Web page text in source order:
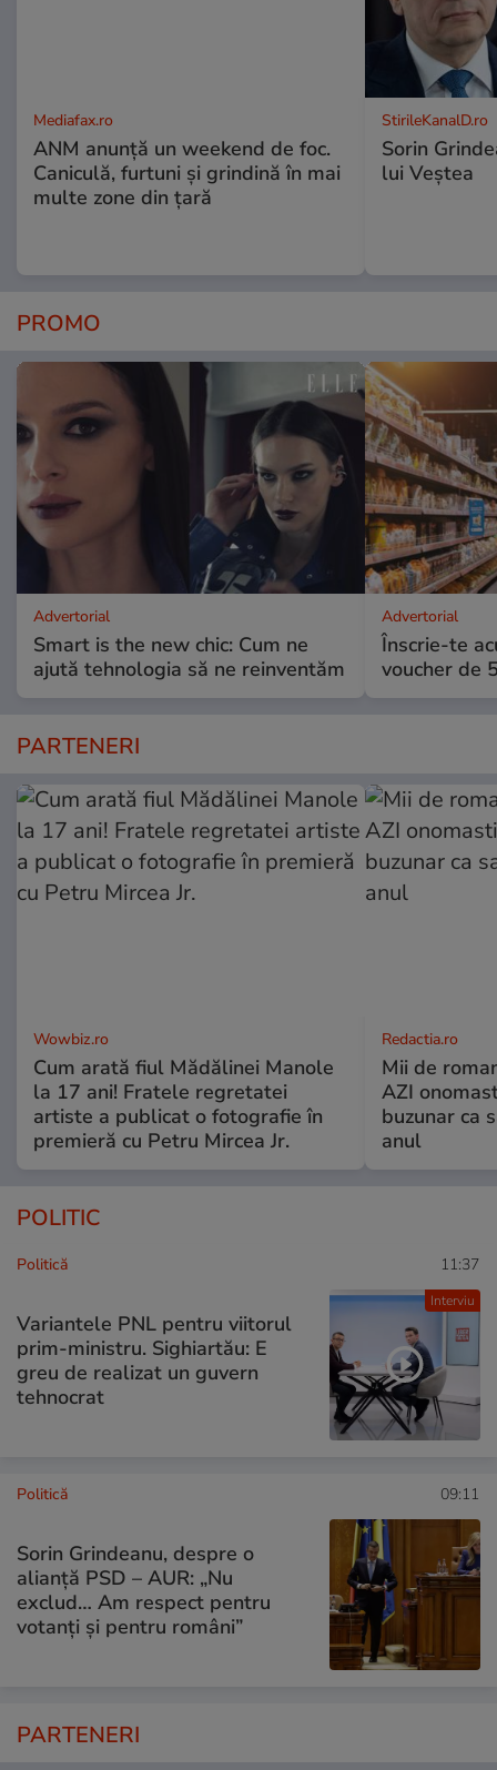
Mediafax.ro
ANM anunță un weekend de foc.
Caniculă, furtuni și grindină în mai
multe zone din țară
StirileKanalD.ro
Sorin
lui Veștea
PROMO
Advertorial
Smart is the new chic: Cum ne
ajută tehnologia să ne reinventăm
Advertorial
Înscrie-te
voucher de
PARTENERI
Wowbiz.ro
Cum arată fiul Mădălinei Manole
la 17 ani! Fratele regretatei
artiste a publicat o fotografie în
premieră cu Petru Mircea Jr.
Redactia.ro
Mii de
AZI
buzunar ca
anul
POLITIC
Interviu
Politică 11:37
Variantele PNL pentru viitorul
prim-ministru. Sighiartău: E
greu de realizat un guvern
tehnocrat
Politică 09:11
Sorin Grindeanu, despre o
alianță PSD – AUR: „Nu
exclud… Am respect pentru
votanți și pentru români”
PARTENERI